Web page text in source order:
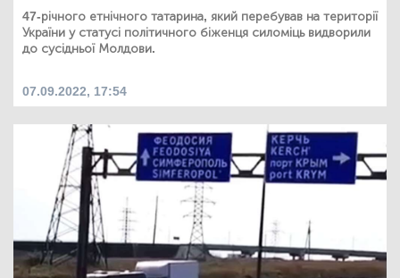
47-річного етнічного татарина, який перебував на території
України у статусі політичного біженця силоміць видворили
до сусідньої Молдови.
07.09.2022, 17:54